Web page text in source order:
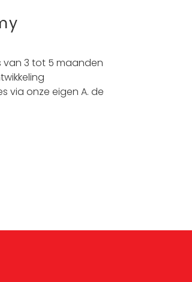
van 3 tot 5 maanden
via onze eigen A. de